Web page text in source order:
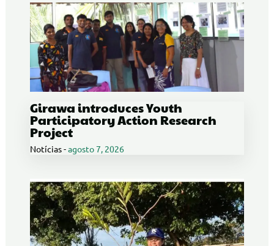
Girawa introduces Youth
Participatory Action Research
Project
Notícias-agosto 7, 2026